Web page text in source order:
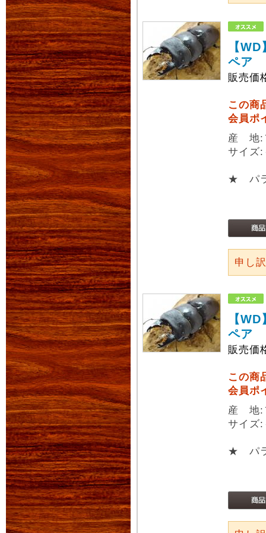
【
ペア
販売価
この商
会員ポ
産 地:
サイズ
★ パ
申し
【
ペア
販売価
この商
会員ポ
産 地:
サイ
★ パ